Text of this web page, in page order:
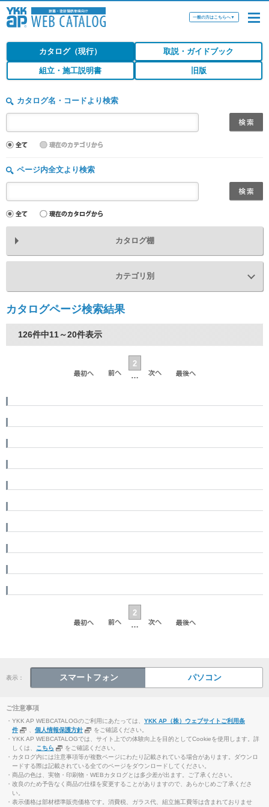
一般の方はこちらへ▼
カタログ（現行） 取説・ガイドブック
組立・施工説明書 旧版
カタログ名・コードより検索
ページ内全文より検索
カタログ棚
カテゴリ別
カタログページ検索結果
126件中11～20件表示
2
…
2
…
表示： スマートフォン パソコン
ご注意事項
・YKK AP WEBCATALOGのご利用にあたっては、 YKK AP（株）ウェブサイトご利用条
件
個人情報保護方針
をご確認ください。
・YKK AP WEBCATALOGでは、サイト上での体験向上を目的としてCookieを使用します。詳
しくは、 こちら
をご確認ください。
・カタログ内には注意事項等が複数ページにわたり記載されている場合があります。ダウンロ
ードする際は記載されている全てのページをダウンロードしてください。
・商品の色は、実物・印刷物・WEBカタログとは多少差が出ます。ご了承ください。
・改良のため予告なく商品の仕様を変更することがありますので、あらかじめご了承くださ
い。
・表示価格は部材標準販売価格です。消費税、ガラス代、組立施工費等は含まれておりませ